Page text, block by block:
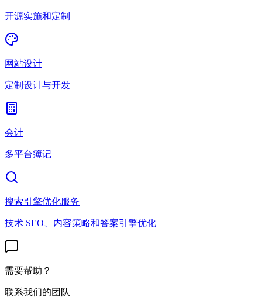
开源实施和定制
网站设计
定制设计与开发
会计
多平台簿记
搜索引擎优化服务
技术 SEO、内容策略和答案引擎优化
需要帮助？
联系我们的团队